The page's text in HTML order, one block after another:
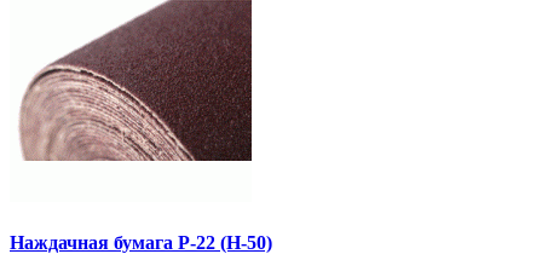
Наждачная бумага Р-22 (Н-50)